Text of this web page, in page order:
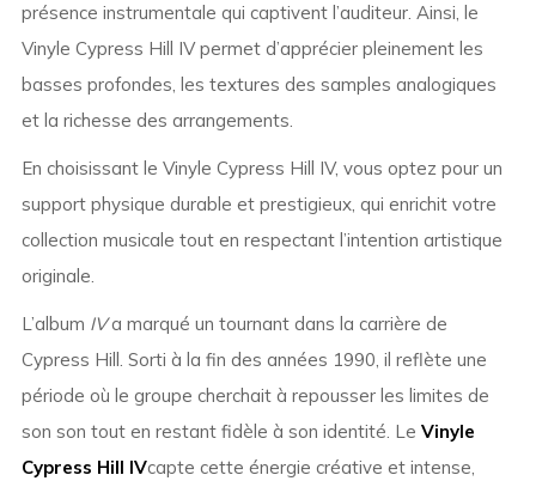
présence instrumentale qui captivent l’auditeur. Ainsi, le
Vinyle Cypress Hill IV permet d’apprécier pleinement les
basses profondes, les textures des samples analogiques
et la richesse des arrangements.
En choisissant le Vinyle Cypress Hill IV, vous optez pour un
support physique durable et prestigieux, qui enrichit votre
collection musicale tout en respectant l’intention artistique
originale.
L’album IVa marqué un tournant dans la carrière de
Cypress Hill. Sorti à la fin des années 1990, il reflète une
période où le groupe cherchait à repousser les limites de
son son tout en restant fidèle à son identité. Le Vinyle
Cypress Hill IVcapte cette énergie créative et intense,